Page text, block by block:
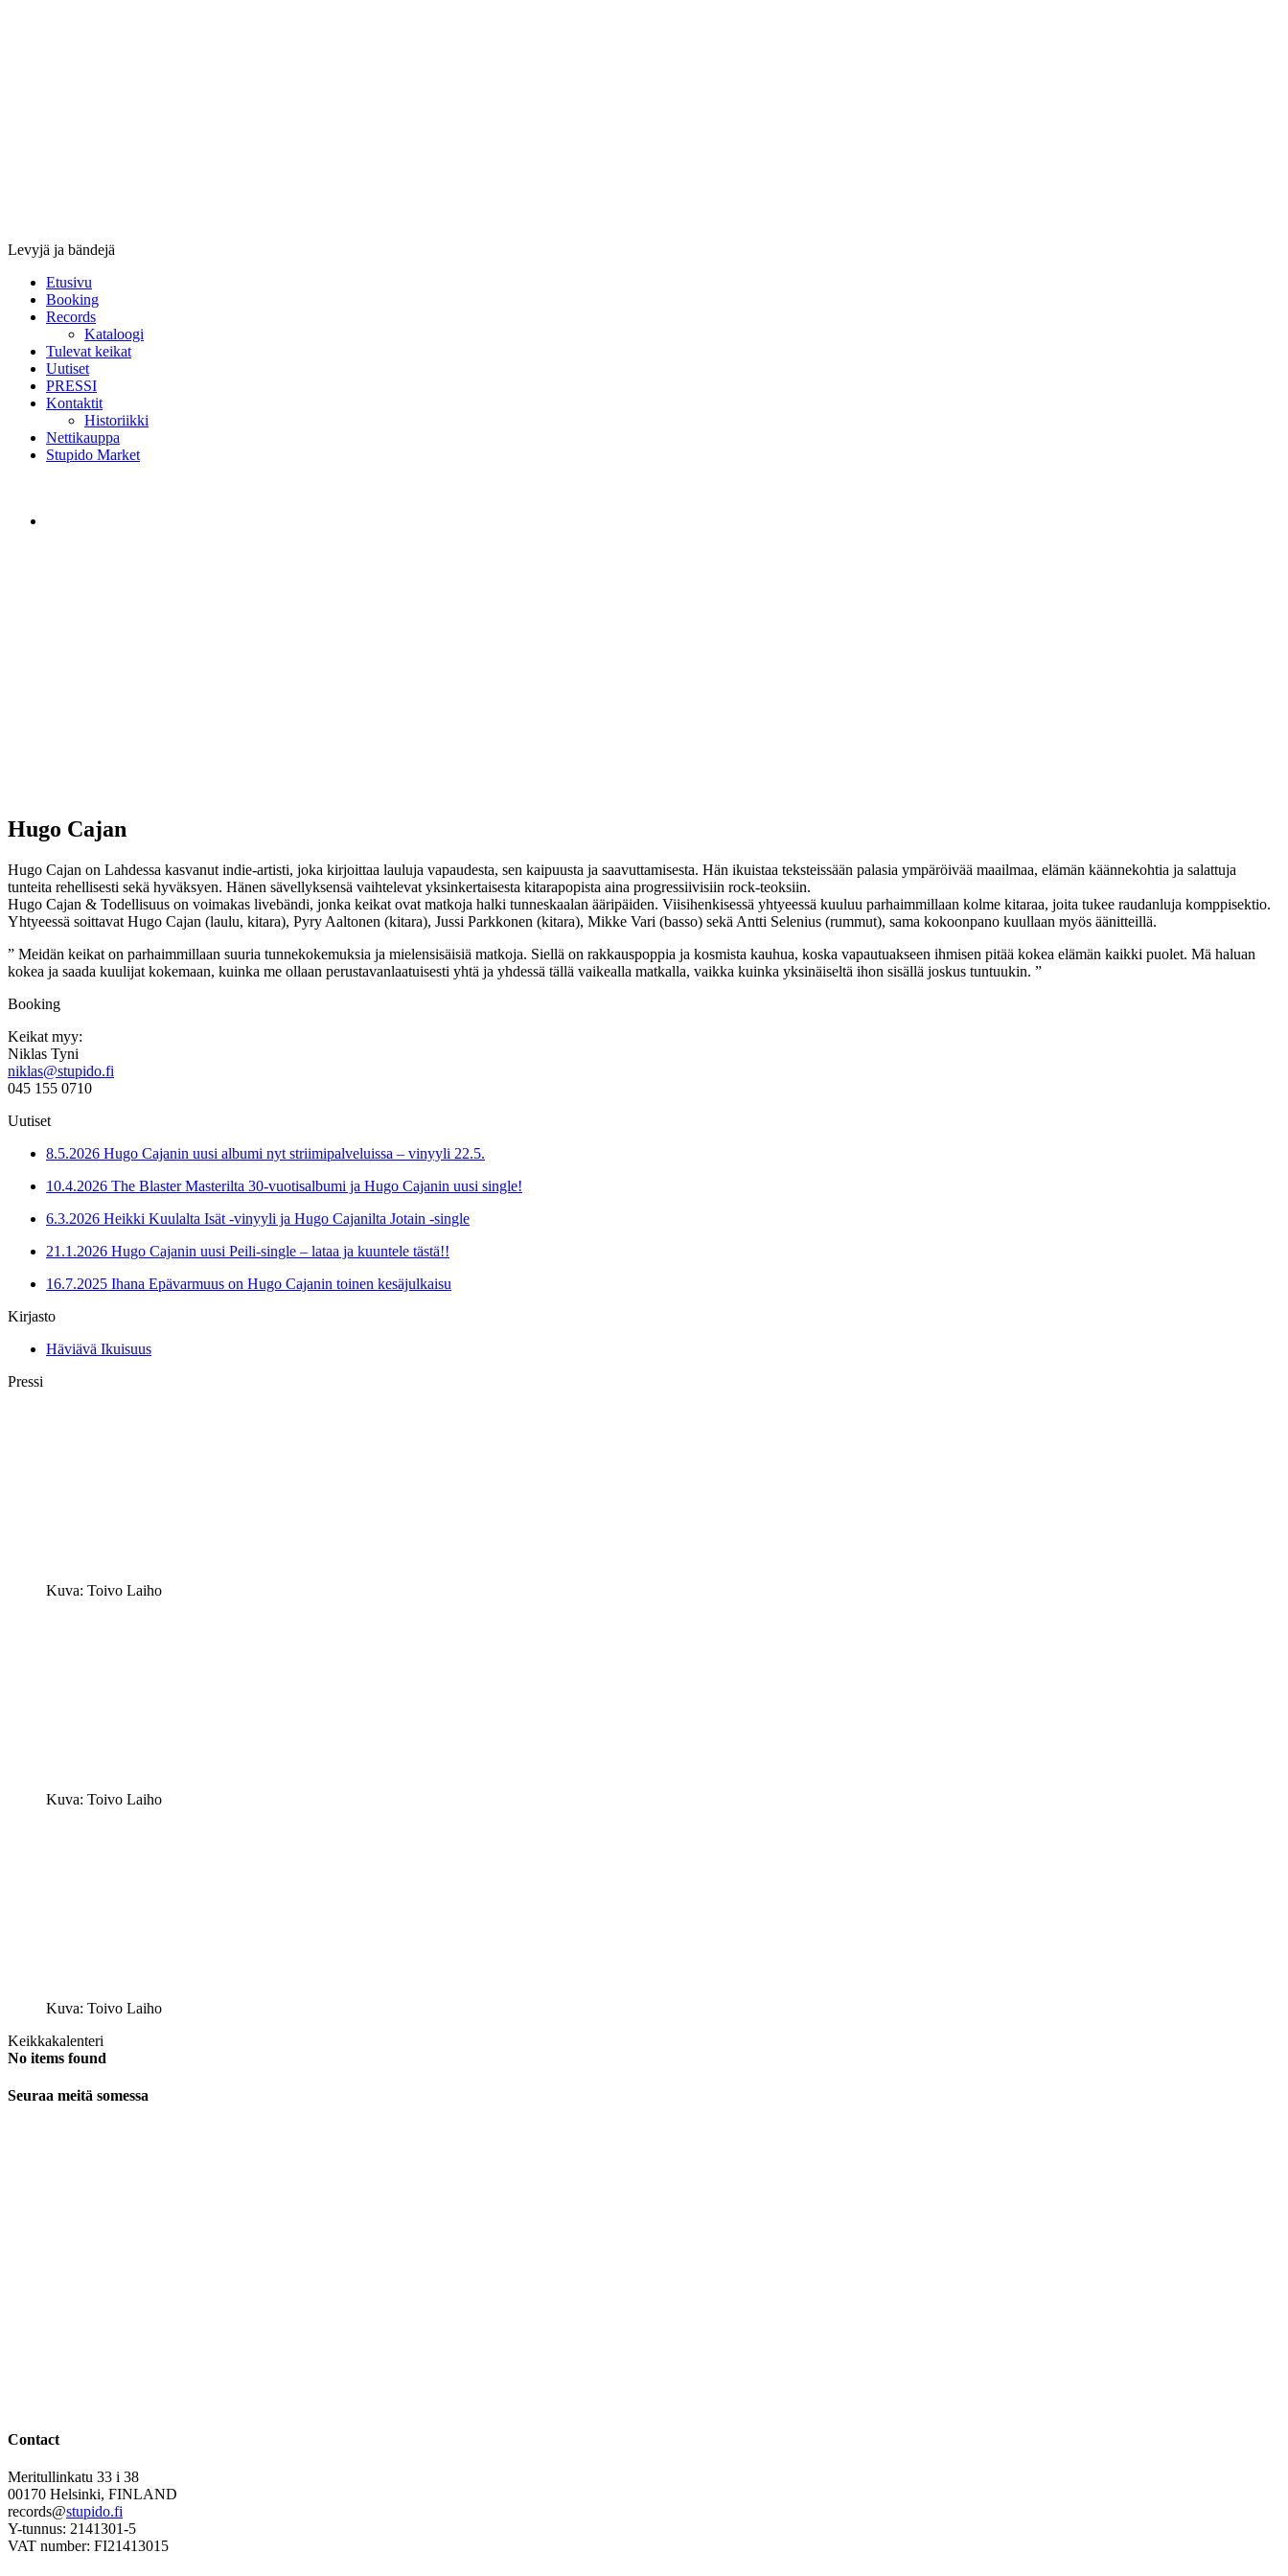
Levyjä ja bändejä
Etusivu
Booking
Records
Kataloogi
Tulevat keikat
Uutiset
PRESSI
Kontaktit
Historiikki
Nettikauppa
Stupido Market
Hugo Cajan
Hugo Cajan on Lahdessa kasvanut indie-artisti, joka kirjoittaa lauluja vapaudesta, sen kaipuusta ja saavuttamisesta. Hän ikuistaa teksteissään palasia ympäröivää maailmaa, elämän käännekohtia ja salattuja
tunteita rehellisesti sekä hyväksyen. Hänen sävellyksensä vaihtelevat yksinkertaisesta kitarapopista aina progressiivisiin rock-teoksiin.
Hugo Cajan & Todellisuus on voimakas livebändi, jonka keikat ovat matkoja halki tunneskaalan ääripäiden. Viisihenkisessä yhtyeessä kuuluu parhaimmillaan kolme kitaraa, joita tukee raudanluja komppisektio.
Yhtyeessä soittavat Hugo Cajan (laulu, kitara), Pyry Aaltonen (kitara), Jussi Parkkonen (kitara), Mikke Vari (basso) sekä Antti Selenius (rummut), sama kokoonpano kuullaan myös äänitteillä.
” Meidän keikat on parhaimmillaan suuria tunnekokemuksia ja mielensisäisiä matkoja. Siellä on rakkauspoppia ja kosmista kauhua, koska vapautuakseen ihmisen pitää kokea elämän kaikki puolet. Mä haluan
kokea ja saada kuulijat kokemaan, kuinka me ollaan perustavanlaatuisesti yhtä ja yhdessä tällä vaikealla matkalla, vaikka kuinka yksinäiseltä ihon sisällä joskus tuntuukin. ”
Booking
Keikat myy:
Niklas Tyni
niklas@stupido.fi
045 155 0710
Uutiset
8.5.2026 Hugo Cajanin uusi albumi nyt striimipalveluissa – vinyyli 22.5.
10.4.2026 The Blaster Masterilta 30-vuotisalbumi ja Hugo Cajanin uusi single!
6.3.2026 Heikki Kuulalta Isät -vinyyli ja Hugo Cajanilta Jotain -single
21.1.2026 Hugo Cajanin uusi Peili-single – lataa ja kuuntele tästä!!
16.7.2025 Ihana Epävarmuus on Hugo Cajanin toinen kesäjulkaisu
Kirjasto
Häviävä Ikuisuus
Pressi
Kuva: Toivo Laiho
Kuva: Toivo Laiho
Kuva: Toivo Laiho
Keikkakalenteri
No items found
Seuraa meitä somessa
Contact
Meritullinkatu 33 i 38
00170 Helsinki, FINLAND
records@stupido.fi
Y-tunnus: 2141301-5
VAT number: FI21413015